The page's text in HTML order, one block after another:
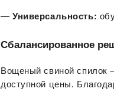
— Универсальность:
Сбалансированное
Вощеный свиной спилок
доступной цены.